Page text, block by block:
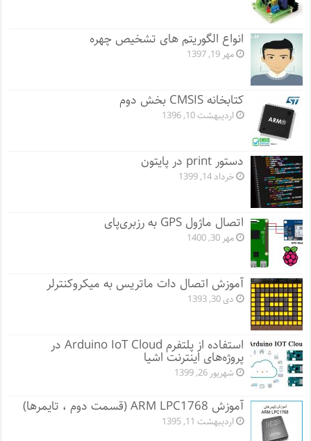
انواع الگوریتم های تشخیص چهره
مهر 19, 1397
کتابخانه CMSIS بخش دوم
اردیبهشت 10, 1396
دستور print در پایتون
خرداد 14, 1399
اتصال ماژول GPS به رزبری‌پای
مهر 30, 1400
آموزش اتصال دات ماتریس به میکروکنترلر
دی 30, 1393
استفاده از پلتفرم Arduino IoT Cloud در
پروژه‌های اینترنت اشیا
شهریور 26, 1399
آموزش ARM LPC1768 (قسمت دوم ، تایمرها)
اردیبهشت 11, 1395